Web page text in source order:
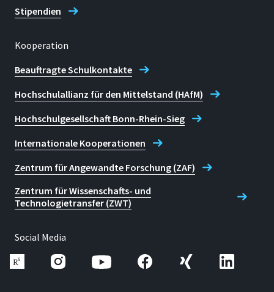
Stipendien
Kooperation
Beauftragte Schulkontakte
Hochschulallianz für den Mittelstand (HAfM)
Hochschulgesellschaft Bonn-Rhein-Sieg
Internationale Kooperationen
Zentrum für Angewandte Forschung (ZAF)
Zentrum für Wissenschafts- und
Technologietransfer (ZWT)
Social Media